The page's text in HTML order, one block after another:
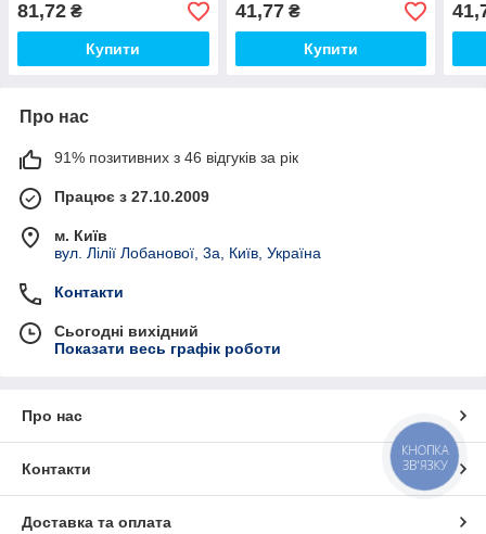
81,72 ₴
Купити
41,77₴
Купити
Про нас
91% позитивних з 46 відгуків за рік
Працює з 27.10.2009
м. Київ
вул. Лілії Лобанової, 3а, Київ, Україна
Контакти
Сьогодні вихідний
Показати весь графік роботи
Про нас
Контакти
Доставка та оплата
КНОПКА
ЗВ'ЯЗКУ